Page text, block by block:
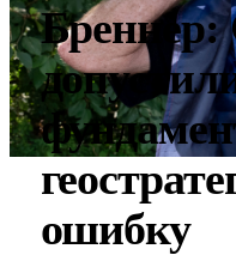
ошибку